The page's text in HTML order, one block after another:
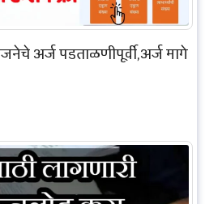
अर्ज पडताळणीपूर्वी,अर्ज मागे